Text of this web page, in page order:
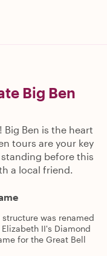
Big Ben
Ben is the heart
tours are your key
before this
a local friend.
was renamed
II's Diamond
for the Great Bell